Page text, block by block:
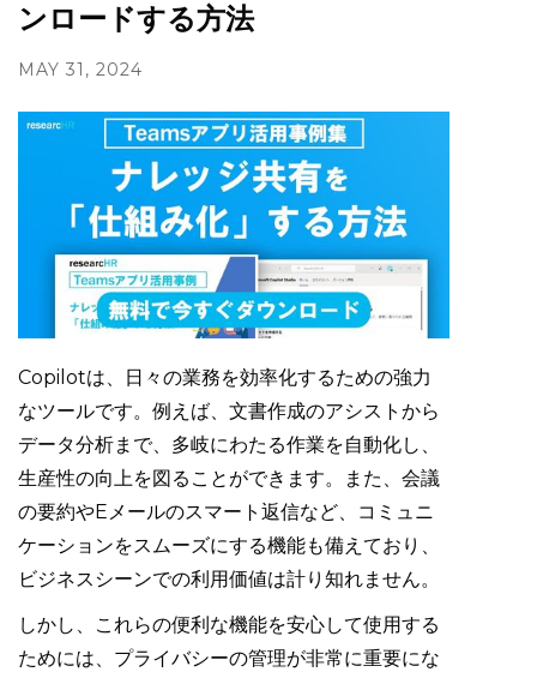
ンロードする方法
MAY 31, 2024
Copilotは、日々の業務を効率化するための強力
なツールです。例えば、文書作成のアシストから
データ分析まで、多岐にわたる作業を自動化し、
生産性の向上を図ることができます。また、会議
の要約やEメールのスマート返信など、コミュニ
ケーションをスムーズにする機能も備えており、
ビジネスシーンでの利用価値は計り知れません。
しかし、これらの便利な機能を安心して使用する
ためには、プライバシーの管理が非常に重要にな